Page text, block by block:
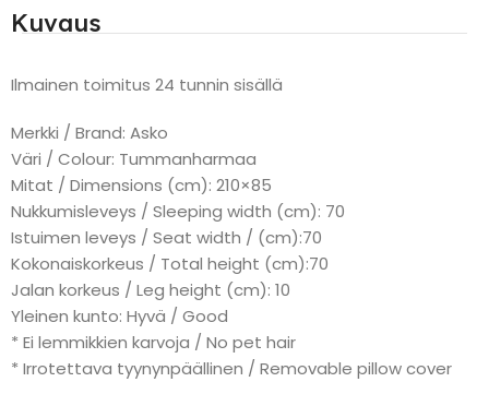
Kuvaus
Ilmainen toimitus 24 tunnin sisällä
Merkki / Brand: Asko
Väri / Colour: Tummanharmaa
Mitat / Dimensions (cm): 210×85
Nukkumisleveys / Sleeping width (cm): 70
Istuimen leveys / Seat width / (cm):70
Kokonaiskorkeus / Total height (cm):70
Jalan korkeus / Leg height (cm): 10
Yleinen kunto: Hyvä / Good
* Ei lemmikkien karvoja / No pet hair
* Irrotettava tyynynpäällinen / Removable pillow cover